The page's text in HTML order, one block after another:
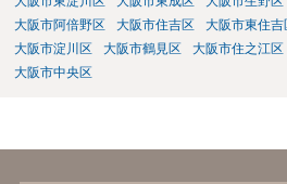
大阪市阿倍野区
大阪市住吉区 大阪市東住吉
大阪市淀川区
大阪市鶴見区 大阪市住之江区
大阪市中央区